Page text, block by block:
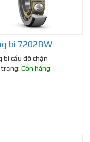
bi 7202BW
bi cầu đỡ chặn
trạng: Còn hàng